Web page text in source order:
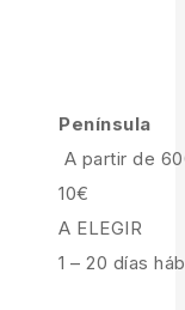
Península
A partir de
10€
A ELEGIR
1 – 20 días